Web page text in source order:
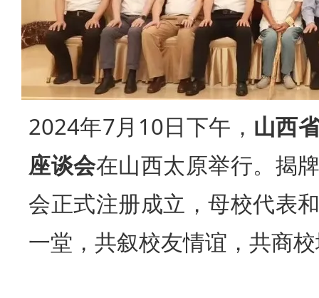
2024年7月10日下午， 山西
座谈会在山西太原举行。揭
会正式注册成立，母校代表
一堂，共叙校友情谊，共商